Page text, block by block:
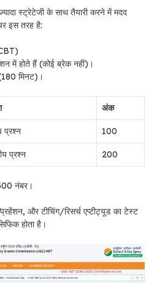
स्ट्रेटेजी के साथ तैयारी करने में मदद
इस तरह है:
में होते हैं (कोई ब्रेक नहीं)।
मिनट)।
अंक
प्रश्न 100
प्रश्न 200
नंबर।
और टीचिंग/रिसर्च एप्टीट्यूड का टेस्ट
होता है।